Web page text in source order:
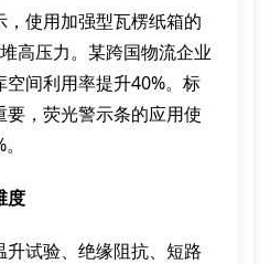
使用加强型瓦楞纸箱的
高压力。某跨国物流企业
间利用率提升40%。标
，荧光警示条的应用使
度
试验、绝缘阻抗、短路